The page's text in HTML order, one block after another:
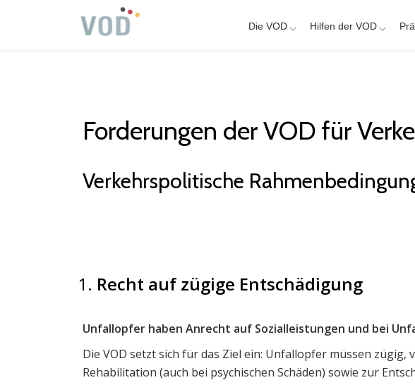
Die VOD Hilfen der VOD
Forder­ungen der VOD für
Verkehrspolitische
Recht auf zügige Ent­schädigung
Unfallopfer haben Anrecht auf Sozial­leistungen und bei
Die VOD setzt sich für das Ziel ein: Unfallopfer müssen
Rehabilitation (auch bei psychischen Schäden) sowie zur